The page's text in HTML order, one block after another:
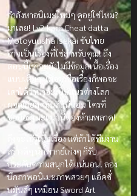
กำลังหาอนิเมะใหม่ๆ ดูอยู่ใช่ไหม?
มาเลย! Lv2 kara Cheat datta
Motoyuusha Isekai ซับไทย
อาจเป็นเรื่องที่ใช่สำหรับคุณ! ถึง
ตอนนี้เราจะยังไม่มีข้อมูลเนื้อเรื่อง
แบบเต็มๆ แต่จากชื่อเรื่องก็พอจะ
เดาได้ว่าน่าจะเป็นแนวต่างโลก
ผจญภัยสุดมันส์แน่นอน ใครที่
ชอบอนิเมะแนวนี้ต้องห้ามพลาด!
ถึงจะไม่รู้เนื้อเรื่อง แต่ถ้าได้ทีมงาน
สร้างดีๆ นักพากย์เก่งๆ ก็รับ
ประกันความสนุกได้แน่นอน! ลอง
นึกภาพอนิเมะภาพสวยๆ แอ็คชั่
นมันส์ๆ เหมือน Sword Art